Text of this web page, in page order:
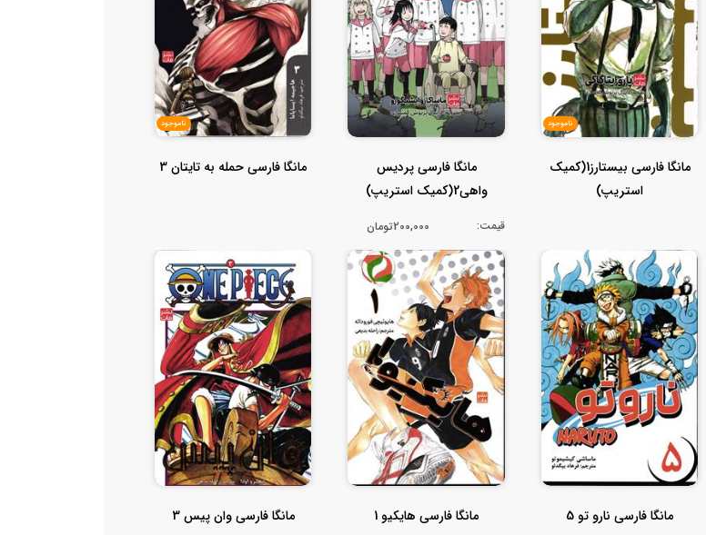
ناموجود
مانگا فارسی بیستارز1(کمیک
استریپ)
مانگا فارسی پردیس
واهی2(کمیک استریپ)
قیمت: 200,000تومان
ناموجود
مانگا فارسی حمله به تایتان 3
مانگا فارسی نارو تو 5 مانگا فارسی هایکیو 1 مانگا فارسی وان پیس 3